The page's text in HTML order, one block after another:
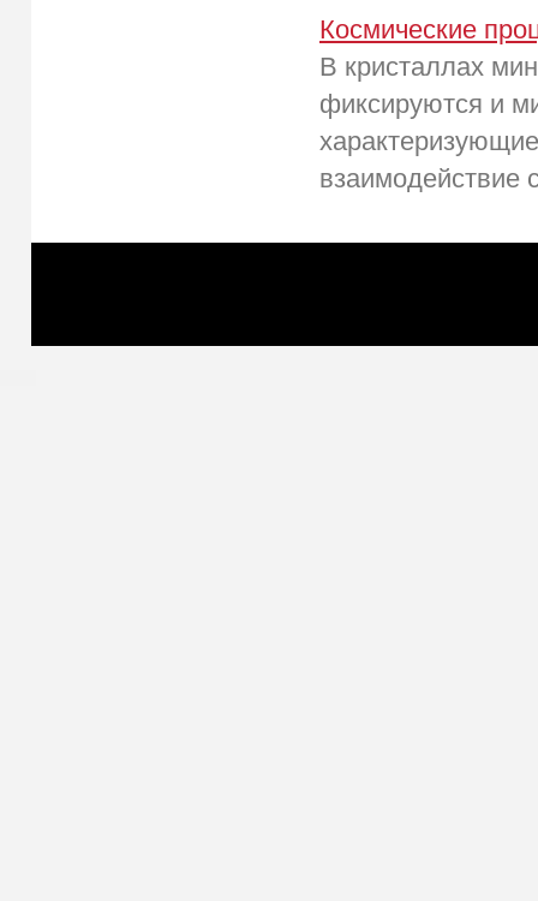
Космические
В кристаллах
фиксируются и
взаимодействие